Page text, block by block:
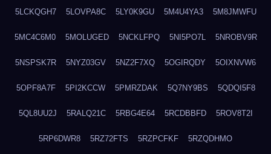
5LCKQGH7 5LOVPA8C 5LY0K9GU 5M4U4YA3 5M8JMWFU
5MC4C6M0 5MOLUGED 5NCKLFPQ 5NI5PO7L 5NROBV9R
5NSPSK7R 5NYZ03GV 5NZ2F7XQ 5OGIRQDY 5OIXNVW6
5OPF8A7F 5PI2KCCW 5PMRZDAK 5Q7NY9BS 5QDQI5F8
5QL8UU2J 5RALQ21C 5RBG4E64 5RCDBBFD 5ROV8T2I
5RP6DWR8 5RZ72FTS 5RZPCFKF 5RZQDHMO